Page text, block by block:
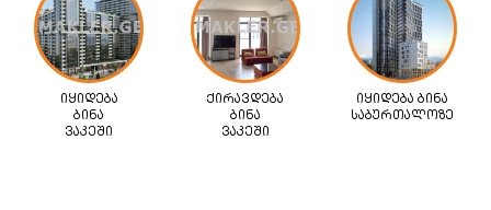
იყიდება
ბინა
ვაკეში
ქირავდება
ბინა
ვაკეში
იყიდება ბინა
საბურთალოზე